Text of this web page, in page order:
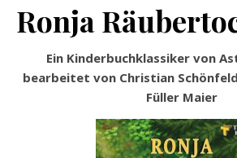
Ronja
Ein Kinderbuchklassiker von
bearbeitet von Christian
Füller Maier